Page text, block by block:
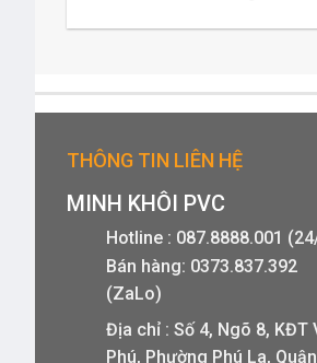
THÔNG TIN LIÊN HỆ
MINH KHÔI PVC
Hotline : 087.8888.001
Bán hàng: 0373.837.392
(ZaLo)
Địa chỉ : Số 4, Ngõ 8, KĐT
Phú, Phường Phú La,